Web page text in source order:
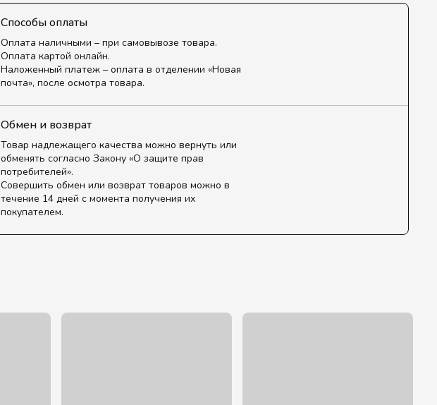
Способы оплаты
Оплата наличными – при самовывозе товара.
Оплата картой онлайн.
Наложенный платеж – оплата в отделении «Новая
почта», после осмотра товара.
Обмен и возврат
Товар надлежащего качества можно вернуть или
обменять согласно Закону «О защите прав
потребителей».
Совершить обмен или возврат товаров можно в
течение 14 дней с момента получения их
покупателем.